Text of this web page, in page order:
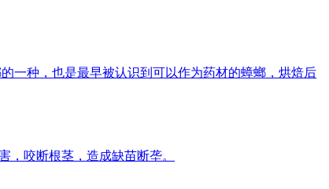
一种，也是最早被认识到可以作为药材的蟑螂，烘焙后
，咬断根茎，造成缺苗断垄。